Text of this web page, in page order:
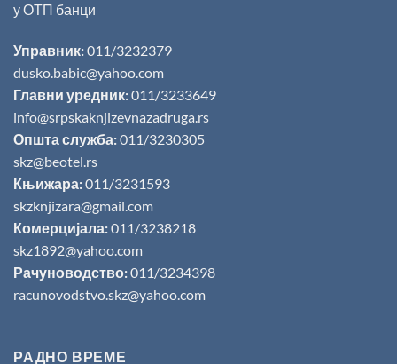
у ОТП банци
Управник:011/3232379
dusko.babic@yahoo.com
Главни уредник:011/3233649
info@srpskaknjizevnazadruga.rs
Општа служба:011/3230305
skz@beotel.rs
Књижара:011/3231593
skzknjizara@gmail.com
Комерцијала:011/3238218
skz1892@yahoo.com
Рачуноводство:011/3234398
racunovodstvo.skz@yahoo.com
РАДНО ВРЕМЕ